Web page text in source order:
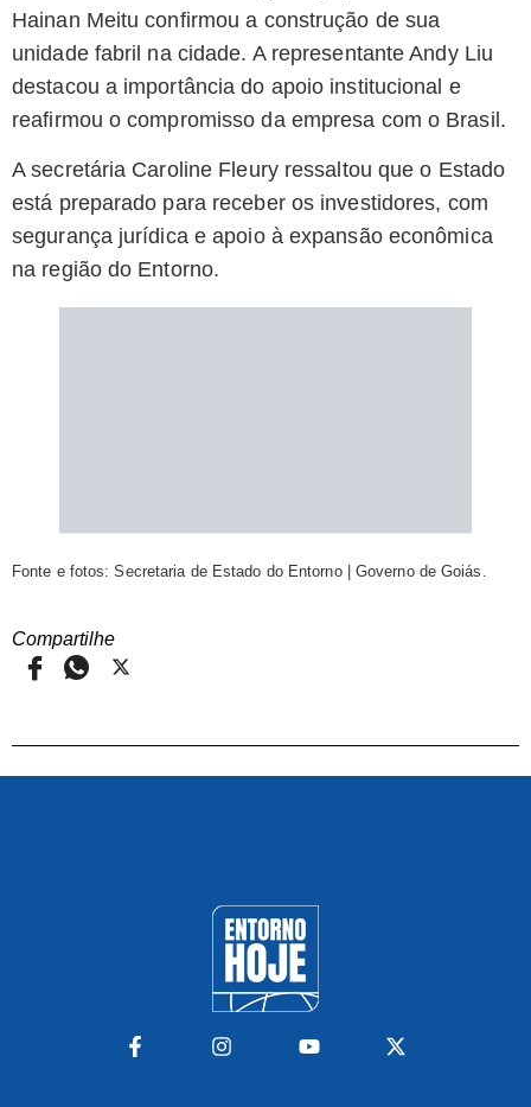
Hainan Meitu confirmou a construção de sua
unidade fabril na cidade. A representante Andy Liu
destacou a importância do apoio institucional e
reafirmou o compromisso da empresa com o Brasil.
A secretária Caroline Fleury ressaltou que o Estado
está preparado para receber os investidores, com
segurança jurídica e apoio à expansão econômica
na região do Entorno.
Fonte e fotos: Secretaria de Estado do Entorno | Governo de Goiás.
Compartilhe